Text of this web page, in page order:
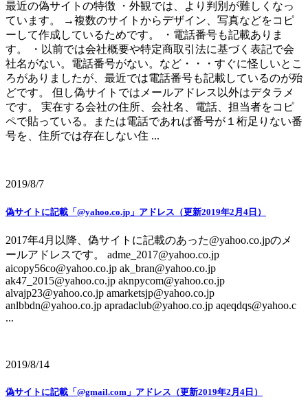
最近の偽サイトの特徴 ・外観では、より判別が難しくなっ
ています。 →複数のサイトからデザイン、写真などをコピ
ーして作成しているためです。 ・電話番号も記載ありま
す。 ・以前では会社概要や特定商取引法に基づく表記で会
社名がない。電話番号がない。など・・・すぐに怪しいとこ
ろがありましたが、最近では電話番号も記載しているのが殆
どです。 但し偽サイトではメールアドレス以外はデタラメ
です。 実在する会社の住所、会社名、電話、担当者をコピ
ペで貼っている。または電話であれば番号が１桁足りない番
号を、住所では存在しない住 ...
2019/8/7
偽サイトに記載「@yahoo.co.jp」アドレス（更新2019年2月4日）
2017年4月以降、偽サイトに記載のあった@yahoo.co.jpのメ
ールアドレスです。 adme_2017@yahoo.co.jp
aicopy56co@yahoo.co.jp ak_bran@yahoo.co.jp
ak47_2015@yahoo.co.jp aknpycom@yahoo.co.jp
alvajp23@yahoo.co.jp amarketsjp@yahoo.co.jp
anlbbdn@yahoo.co.jp apradaclub@yahoo.co.jp aqeqdqs@yahoo.c
...
2019/8/14
偽サイトに記載「@gmail.com」アドレス（更新2019年2月4日）